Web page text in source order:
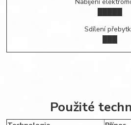
Sdílení
Použité